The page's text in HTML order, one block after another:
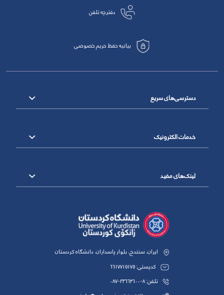
دفترچه تلفن
بیانیه حفظ حریم خصوصی
دسترسی‌های سریع
خدمات الکترونیک
لینک‌های مفید
ایران، سنندج، بلوار پاسداران، دانشگاه کردستان
کدپستی: 6617715175
تلفن: 8-33664600-087